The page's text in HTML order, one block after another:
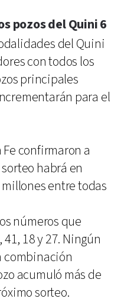
pozos del Quini 6
del Quini
con todos los
principales
para el
confirmaron a
habrá en
entre todas
números que
18 y 27. Ningún
combinación
acumuló más de
sorteo.